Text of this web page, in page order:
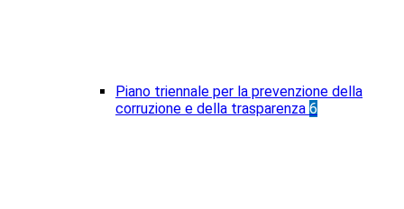
Piano triennale per la prevenzione della
corruzione e della trasparenza 6